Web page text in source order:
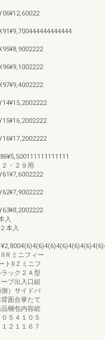
・２９用
入
本入
Ｒミニフィー
トⅡＺミニフ
ック２Ａ型
ブ出入口組
）サイドパ
面合掌たて
梱包内容総
５４１０５
２１１６７